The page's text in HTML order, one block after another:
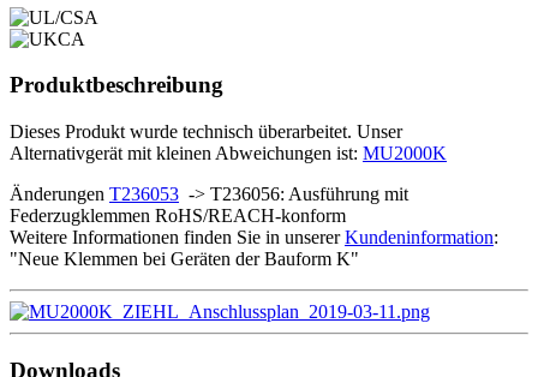
Produktbeschreibung
Dieses Produkt wurde technisch überarbeitet. Unser
Alternativgerät mit kleinen Abweichungen ist: MU2000K
Änderungen T236053 -> T236056: Ausführung mit
Federzugklemmen RoHS/REACH-konform
Weitere Informationen finden Sie in unsererKundeninformation:
"Neue Klemmen bei Geräten der Bauform K"
Downloads